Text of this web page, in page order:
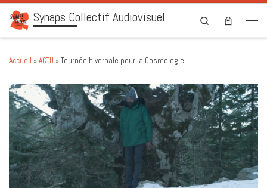
Skip to content
Synaps Collectif Audiovisuel
Search
Accueil »ACTU »Tournée hivernale pour la Cosmologie